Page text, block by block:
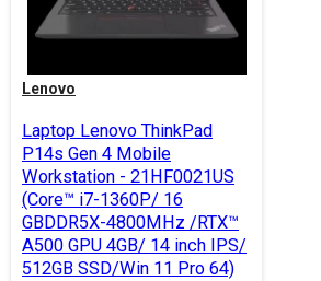
Lenovo
Laptop Lenovo ThinkPad
P14s Gen 4 Mobile
Workstation - 21HF0021US
(Core™ i7-1360P/ 16
GBDDR5X-4800MHz /RTX™
A500 GPU 4GB/ 14 inch IPS/
512GB SSD/Win 11 Pro 64)